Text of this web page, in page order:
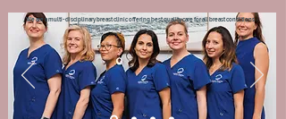
We are a multi-disciplinary breast clinic offering best quality care for all breast conditions